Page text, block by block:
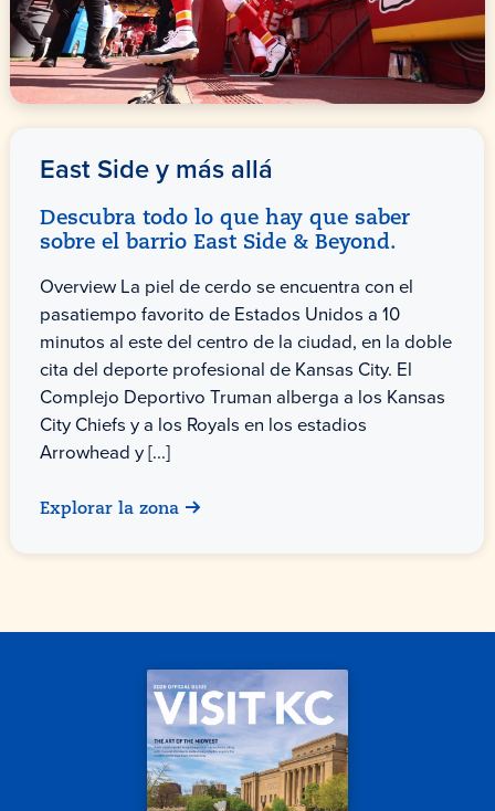
East Side y más allá
Descubra todo lo que hay que saber
sobre el barrio East Side & Beyond.
Overview La piel de cerdo se encuentra con el
pasatiempo favorito de Estados Unidos a 10
minutos al este del centro de la ciudad, en la doble
cita del deporte profesional de Kansas City. El
Complejo Deportivo Truman alberga a los Kansas
City Chiefs y a los Royals en los estadios
Arrowhead y [...]
Explorar la zona